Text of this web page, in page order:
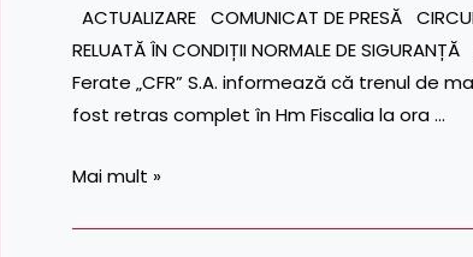
MODERNIZAREA
SEMNALIZĂRII
FEROVIARE
DIN
CLUJ
ACTUALIZARE COMUNICAT DE PRESĂ
RELUATĂ ÎN CONDIȚII NORMALE DE
Ferate „CFR” S.A. informează că trenul de
fost retras complet în Hm Fiscalia la ora …
–
CIRCULAȚIA
FEROVIARĂ
ÎNTRE
ZĂVIDENI
Mai mult »